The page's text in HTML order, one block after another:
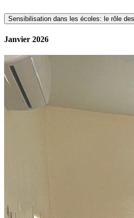
Sensibilisation dans les écoles: le rôle
Janvier 2026